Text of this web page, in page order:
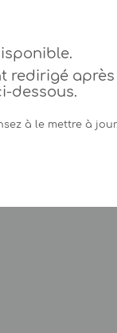
redirigé après
dessous.
à le mettre à